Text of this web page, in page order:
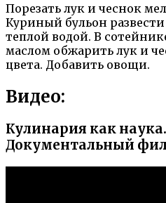
Порезать лук и чеснок
Куриный бульон
теплой водой. В
маслом обжарить лук и
цвета. Добавить овощи.
Видео:
Кулинария как
Документальный